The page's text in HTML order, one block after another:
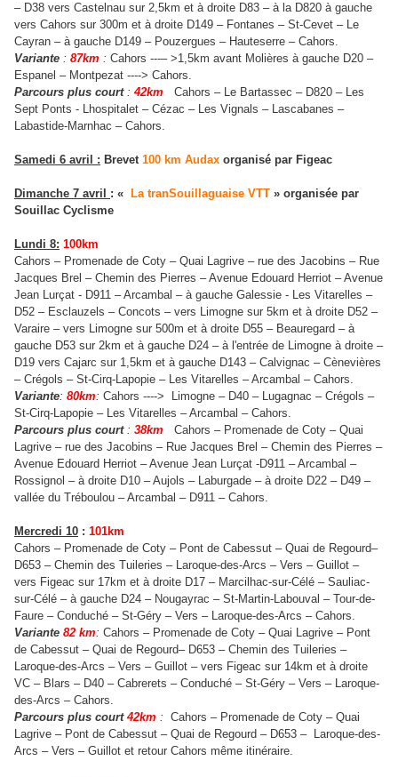
– D38 vers Castelnau sur 2,5km et à droite D83 – à la D820 à gauche
vers Cahors sur 300m et à droite D149 – Fontanes – St-Cevet – Le
Cayran – à gauche D149 – Pouzergues – Hauteserre – Cahors.
Variante : 87km : Cahors ---– >1,5km avant Molières à gauche D20 –
Espanel – Montpezat ----> Cahors.
Parcours plus court : 42km
Cahors – Le Bartassec – D820 – Les
Sept Ponts - Lhospitalet – Cézac – Les Vignals – Lascabanes –
Labastide-Marnhac – Cahors.
Samedi 6 avril : Brevet 100 km Audax organisé par Figeac
Dimanche 7 avril : « La tranSouillaguaise VTT » organisée par
Souillac Cyclisme
Lundi 8: 100km
Cahors – Promenade de Coty – Quai Lagrive – rue des Jacobins – Rue
Jacques Brel – Chemin des Pierres – Avenue Edouard Herriot – Avenue
Jean Lurçat - D911 – Arcambal – à gauche Galessie - Les Vitarelles –
D52 – Esclauzels – Concots – vers Limogne sur 5km et à droite D52 –
Varaire – vers Limogne sur 500m et à droite D55 – Beauregard – à
gauche D53 sur 2km et à gauche D24 – à l'entrée de Limogne à droite –
D19 vers Cajarc sur 1,5km et à gauche D143 – Calvignac – Cènevières
– Crégols – St-Cirq-Lapopie – Les Vitarelles – Arcambal – Cahors.
Variante: 80km: Cahors ----> Limogne – D40 – Lugagnac – Crégols –
St-Cirq-Lapopie – Les Vitarelles – Arcambal – Cahors.
Parcours plus court : 38km Cahors – Promenade de Coty – Quai
Lagrive – rue des Jacobins – Rue Jacques Brel – Chemin des Pierres –
Avenue Edouard Herriot – Avenue Jean Lurçat -D911 – Arcambal –
Rossignol – à droite D10 – Aujols – Laburgade – à droite D22 – D49 –
vallée du Tréboulou – Arcambal – D911 – Cahors.
Mercredi 10 : 101km
Cahors – Promenade de Coty – Pont de Cabessut – Quai de Regourd–
D653 – Chemin des Tuileries – Laroque-des-Arcs – Vers – Guillot –
vers Figeac sur 17km et à droite D17 – Marcilhac-sur-Célé – Sauliac-
sur-Célé – à gauche D24 – Nougayrac – St-Martin-Labouval – Tour-de-
Faure – Conduché – St-Géry – Vers – Laroque-des-Arcs – Cahors.
Variante 82 km: Cahors – Promenade de Coty – Quai Lagrive – Pont
de Cabessut – Quai de Regourd– D653 – Chemin des Tuileries –
Laroque-des-Arcs – Vers – Guillot – vers Figeac sur 14km et à droite
VC – Blars – D40 – Cabrerets – Conduché – St-Géry – Vers – Laroque-
des-Arcs – Cahors.
Parcours plus court 42km : Cahors – Promenade de Coty – Quai
Lagrive – Pont de Cabessut – Quai de Regourd – D653 – Laroque-des-
Arcs – Vers – Guillot et retour Cahors même itinéraire.